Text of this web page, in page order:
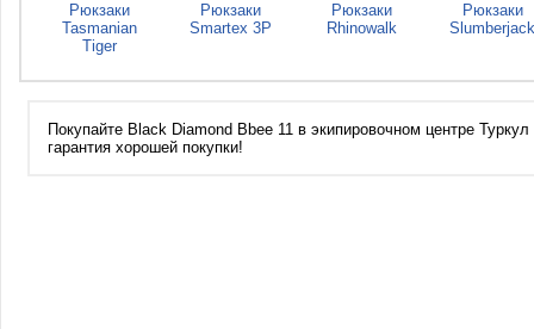
Рюкзаки
Tasmanian
Tiger
Рюкзаки
Smartex 3P
Рюкзаки
Rhinowalk
Рюкзаки
Slumberjack
Покупайте Black Diamond Bbee 11 в экипировочном центре
гарантия хорошей покупки!